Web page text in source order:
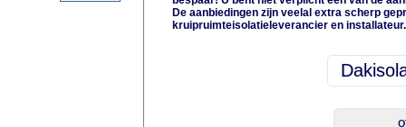
De aanbiedingen zijn veelal extra scherp
kruipruimteisolatieleverancier en